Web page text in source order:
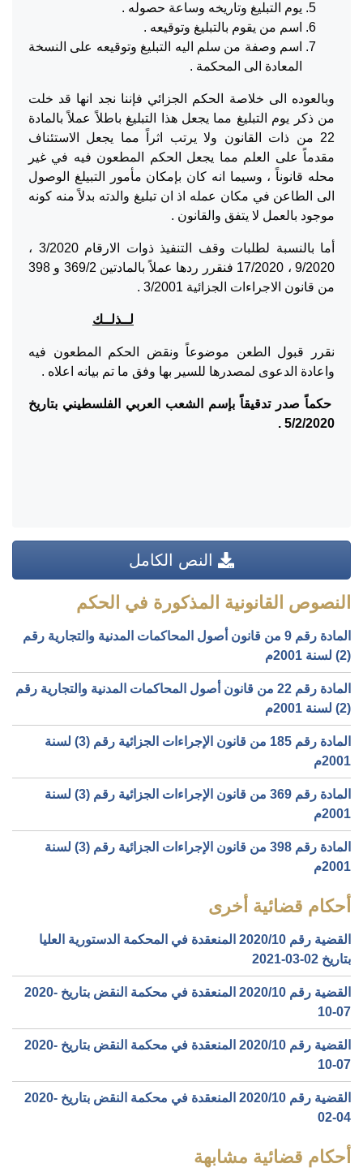
يوم التبليغ وتاريخه وساعة حصوله .
اسم من يقوم بالتبليغ وتوقيعه .
اسم وصفة من سلم اليه التبليغ وتوقيعه على النسخة
المعادة الى المحكمة .
وبالعوده الى خلاصة الحكم الجزائي فإننا نجد انها قد خلت
من ذكر يوم التبليغ مما يجعل هذا التبليغ باطلاً عملاً بالمادة
22 من ذات القانون ولا يرتب اثراً مما يجعل الاستئناف
مقدماً على العلم مما يجعل الحكم المطعون فيه في غير
محله قانوناً ، وسيما انه كان بإمكان مأمور التبيلغ الوصول
الى الطاعن في مكان عمله اذ ان تبليغ والدته بدلاً منه كونه
موجود بالعمل لا يتفق والقانون .
أما بالنسبة لطلبات وقف التنفيذ ذوات الارقام 3/2020 ،
9/2020 ، 17/2020 فنقرر ردها عملاً بالمادتين 369/2 و 398
من قانون الاجراءات الجزائية 3/2001 .
لــذلــك
نقرر قبول الطعن موضوعاً ونقض الحكم المطعون فيه
واعادة الدعوى لمصدرها للسير بها وفق ما تم بيانه اعلاه .
حكماً صدر تدقيقاً بإسم الشعب العربي الفلسطيني بتاريخ
5/2/2020 .
النص الكامل
النصوص القانونية المذكورة في الحكم
المادة رقم 9 من قانون أصول المحاكمات المدنية والتجارية رقم
(2) لسنة 2001م
المادة رقم 22 من قانون أصول المحاكمات المدنية والتجارية رقم
(2) لسنة 2001م
المادة رقم 185 من قانون الإجراءات الجزائية رقم (3) لسنة
2001م
المادة رقم 369 من قانون الإجراءات الجزائية رقم (3) لسنة
2001م
المادة رقم 398 من قانون الإجراءات الجزائية رقم (3) لسنة
2001م
أحكام قضائية أخرى
القضية رقم ‎10‏/‎2020‏ المنعقدة في المحكمة الدستورية العليا
بتاريخ ‎2021-03-02‏
القضية رقم ‎10‏/‎2020‏ المنعقدة في محكمة النقض بتاريخ ‎2020-
10-07‏
القضية رقم ‎10‏/‎2020‏ المنعقدة في محكمة النقض بتاريخ ‎2020-
10-07‏
القضية رقم ‎10‏/‎2020‏ المنعقدة في محكمة النقض بتاريخ ‎2020-
02-04‏
أحكام قضائية مشابهة